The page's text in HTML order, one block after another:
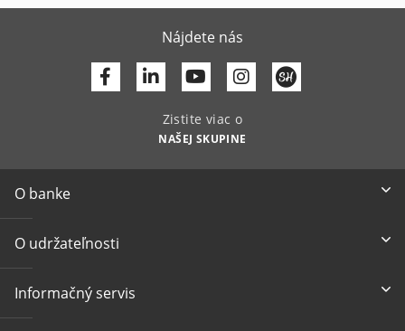
Nájdete nás
Facebook
LinkedinYoutube
Zistite viac o
NAŠEJ SKUPINE
O banke
O udržateľnosti
Informačný servis